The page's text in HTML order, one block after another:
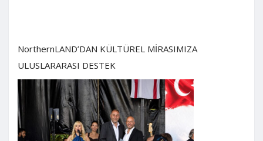
NorthernLAND’DAN KÜLTÜREL MİRASIMIZA
ULUSLARARASI DESTEK